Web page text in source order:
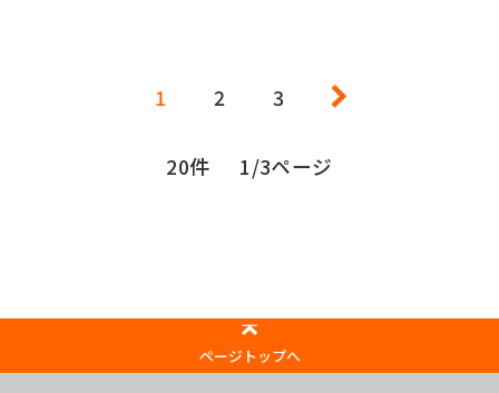
1 2 3
20件 1/3ページ
ページトップへ